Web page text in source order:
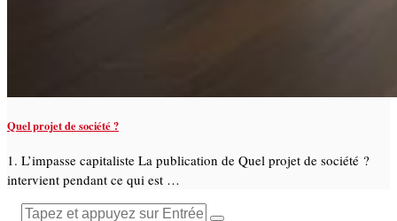
Quel projet de société ?
1. L’impasse capitaliste La publication de Quel projet de société ?
intervient pendant ce qui est …